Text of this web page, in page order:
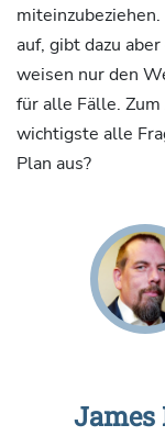
auf, gibt dazu
weisen nur den
für alle Fälle.
wichtigste alle
Plan aus?
James